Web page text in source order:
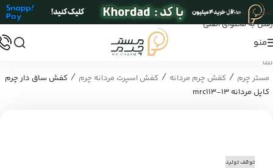
عبور به ناوبری
رفتن به محتوای اصلی
منو
مستر چرم / کفش چرم مردانه / کفش اسپرت مردانه چرم / کفش ساق دار چرم
کاپل مردانه mrc113-13
توقف تولید